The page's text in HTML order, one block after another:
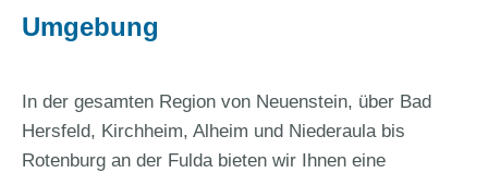
Umgebung
In der gesamten Region von Neuenstein, über Bad
Hersfeld, Kirchheim, Alheim und Niederaula bis
Rotenburg an der Fulda bieten wir Ihnen eine